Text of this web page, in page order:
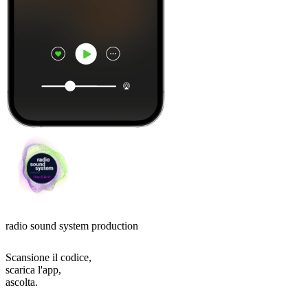
radio sound system production
Scansione il codice,
scarica l'app,
ascolta.